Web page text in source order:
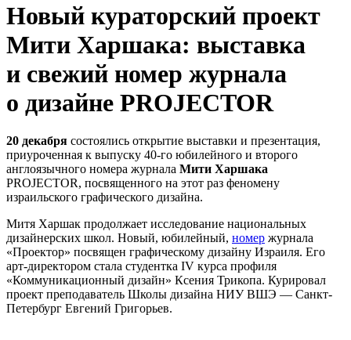
Новый кураторский проект
Мити Харшака: выставка
и свежий номер журнала
о дизайне PROJECTOR
20 декабря состоялись открытие выставки и презентация,
приуроченная к выпуску 40-го юбилейного и второго
англоязычного номера журнала Мити Харшака
PROJECTOR, посвященного на этот раз феномену
израильского графического дизайна.
Митя Харшак продолжает исследование национальных
дизайнерских школ. Новый, юбилейный, номер журнала
«Проектор» посвящен графическому дизайну Израиля. Его
арт-директором стала студентка IV курса профиля
«Коммуникационный дизайн» Ксения Трикопа. Курировал
проект преподаватель Школы дизайна НИУ ВШЭ — Санкт-
Петербург Евгений Григорьев.